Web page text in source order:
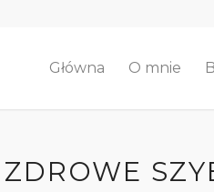
Główna O mnie